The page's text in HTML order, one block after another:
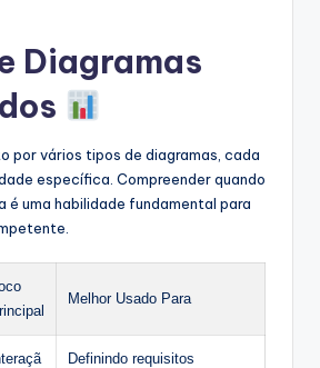
Diagramas
por vários tipos de diagramas, cada
específica. Compreender quando
é uma habilidade fundamental para
Melhor Usado Para
Definindo requisitos